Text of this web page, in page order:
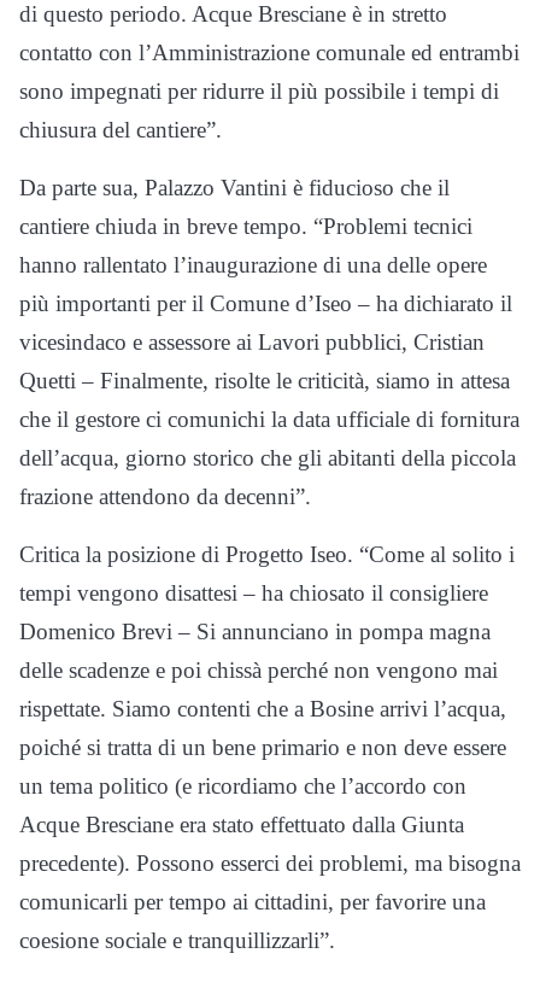
di questo periodo. Acque Bresciane è in stretto
contatto con l’Amministrazione comunale ed entrambi
sono impegnati per ridurre il più possibile i tempi di
chiusura del cantiere”.
Da parte sua, Palazzo Vantini è fiducioso che il
cantiere chiuda in breve tempo. “Problemi tecnici
hanno rallentato l’inaugurazione di una delle opere
più importanti per il Comune d’Iseo – ha dichiarato il
vicesindaco e assessore ai Lavori pubblici, Cristian
Quetti – Finalmente, risolte le criticità, siamo in attesa
che il gestore ci comunichi la data ufficiale di fornitura
dell’acqua, giorno storico che gli abitanti della piccola
frazione attendono da decenni”.
Critica la posizione di Progetto Iseo. “Come al solito i
tempi vengono disattesi – ha chiosato il consigliere
Domenico Brevi – Si annunciano in pompa magna
delle scadenze e poi chissà perché non vengono mai
rispettate. Siamo contenti che a Bosine arrivi l’acqua,
poiché si tratta di un bene primario e non deve essere
un tema politico (e ricordiamo che l’accordo con
Acque Bresciane era stato effettuato dalla Giunta
precedente). Possono esserci dei problemi, ma bisogna
comunicarli per tempo ai cittadini, per favorire una
coesione sociale e tranquillizzarli”.